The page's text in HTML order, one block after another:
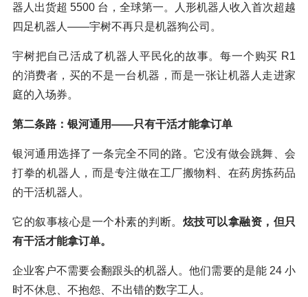
器人出货超 5500 台，全球第一。人形机器人收入首次超越
四足机器人——宇树不再只是机器狗公司。
宇树把自己活成了机器人平民化的故事。每一个购买 R1
的消费者，买的不是一台机器，而是一张让机器人走进家
庭的入场券。
第二条路：银河通用——只有干活才能拿订单
银河通用选择了一条完全不同的路。它没有做会跳舞、会
打拳的机器人，而是专注做在工厂搬物料、在药房拣药品
的干活机器人。
它的叙事核心是一个朴素的判断。 炫技可以拿融资，但只
有干活才能拿订单。
企业客户不需要会翻跟头的机器人。他们需要的是能 24 小
时不休息、不抱怨、不出错的数字工人。